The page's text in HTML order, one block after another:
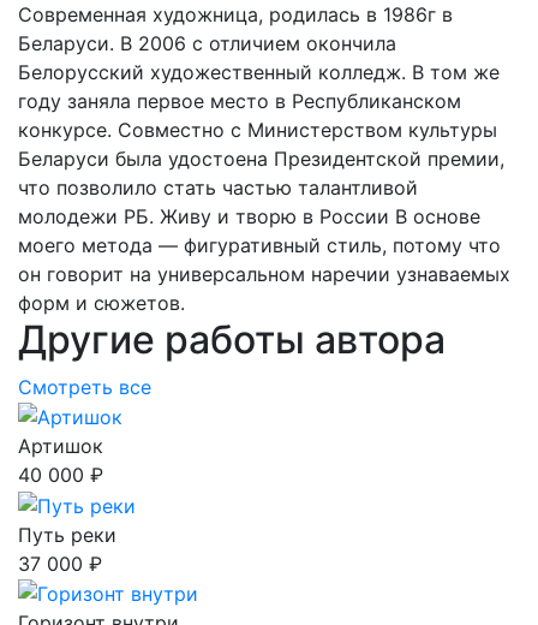
Современная художница, родилась в 1986г в
Беларуси. В 2006 с отличием окончила
Белорусский художественный колледж. В том же
году заняла первое место в Республиканском
конкурсе. Совместно с Министерством культуры
Беларуси была удостоена Президентской премии,
что позволило стать частью талантливой
молодежи РБ. Живу и творю в России В основе
моего метода — фигуративный стиль, потому что
он говорит на универсальном наречии узнаваемых
форм и сюжетов.
Другие работы автора
Смотреть все
Артишок
40 000 ₽
Путь реки
37 000 ₽